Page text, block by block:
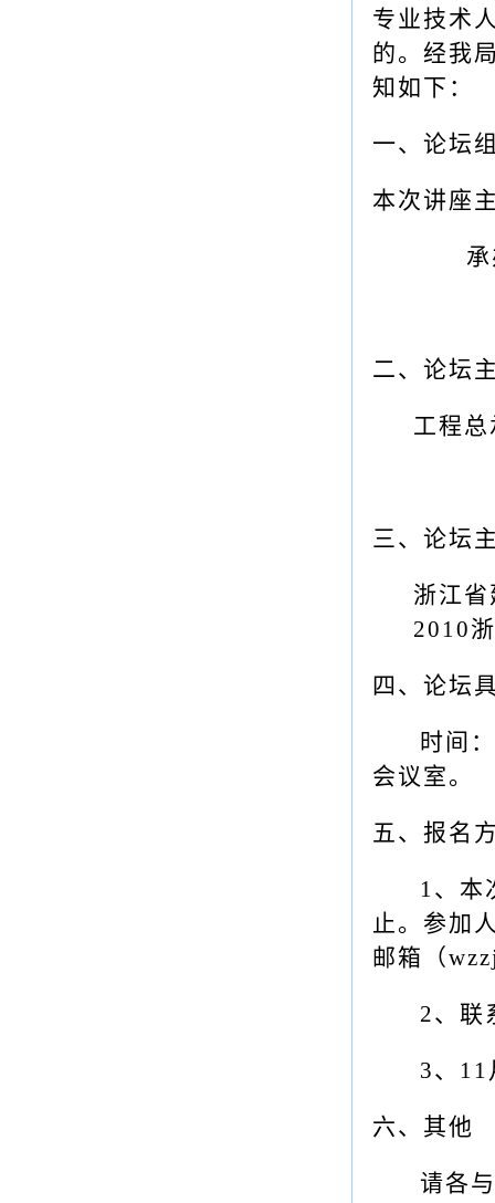
专业技术
的。经我
知如下：
一、论坛
本次讲座
二、论坛
工程
三、论坛
浙江
2010
四、论坛
时间
会议室。
五、报名
1、本
止。参加
邮箱（
2、联
3、11
六、其他
请各